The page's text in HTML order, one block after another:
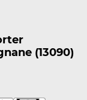
(13090)